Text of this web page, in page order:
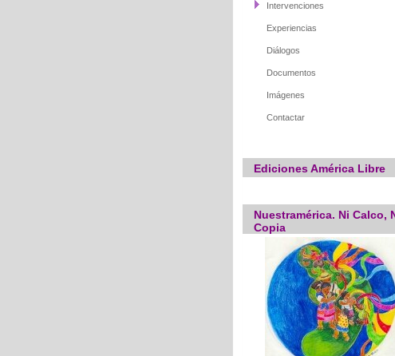
Intervenciones
Experiencias
Diálogos
Documentos
Imágenes
Contactar
Ediciones América Libre
Nuestramérica. Ni Calco,
Copia